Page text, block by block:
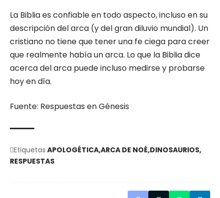
La Biblia es confiable en todo aspecto, incluso en su
descripción del arca (y del gran diluvio mundial). Un
cristiano no tiene que tener una fe ciega para creer
que realmente había un arca. Lo que la Biblia dice
acerca del arca puede incluso medirse y probarse
hoy en día.
Fuente: Respuestas en Génesis
Etiquetas APOLOGÉTICA ARCA DE NOÉ DINOSAURIOS
RESPUESTAS